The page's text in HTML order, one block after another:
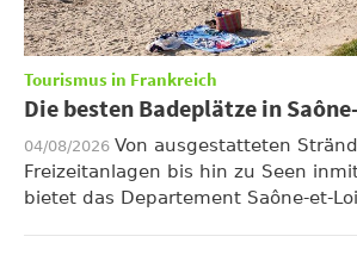
Tourismus in Frankreich
Die besten Badeplätze in
04/08/2026 Von ausgestatteten
Freizeitanlagen bis hin zu Seen
bietet das Departement Saône-et-